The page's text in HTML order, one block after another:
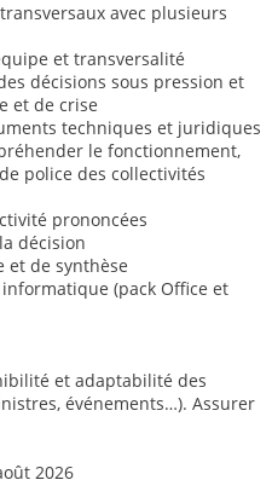
avec plusieurs
et transversalité
décisions sous pression et
et de crise
techniques et juridiques
le fonctionnement,
police des collectivités
prononcées
décision
et de synthèse
(pack Office et
et adaptabilité des
événements…). Assurer
2026